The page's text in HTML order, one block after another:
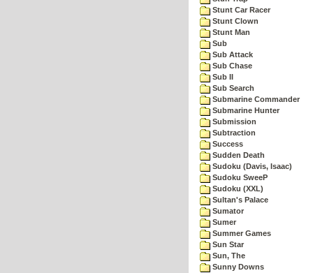
Stunt Car Racer
Stunt Clown
Stunt Man
Sub
Sub Attack
Sub Chase
Sub II
Sub Search
Submarine Commander
Submarine Hunter
Submission
Subtraction
Success
Sudden Death
Sudoku (Davis, Isaac)
Sudoku SweeP
Sudoku (XXL)
Sultan's Palace
Sumator
Sumer
Summer Games
Sun Star
Sun, The
Sunny Downs